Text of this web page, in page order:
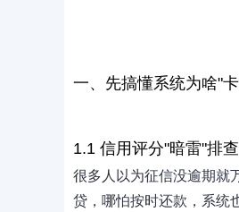
一、先搞懂系统为啥"
1.1 信用评分"暗雷"排查
很多人以为征信没逾期就
贷，哪怕按时还款，系统